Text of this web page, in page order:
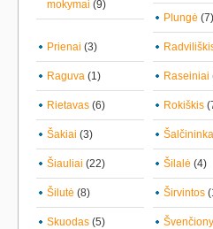
mokymai (9)
Plungė (7)
Prienai (3)
Raguva (1) Raseiniai
Rietavas (6) Rokiškis
Šakiai (3)
Šiauliai (22) Šilalė (4)
Šilutė (8) Širvintos
Skuodas (5)